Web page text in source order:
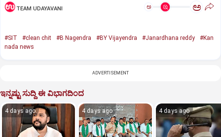
TEAM UDAYAVANI ಅ ಅ
#SIT #clean chit #B Nagendra #BY Vijayendra #Janardhana reddy
#Kan
nada news
ADVERTISEMENT
ಇನ್ನಷ್ಟು ಸುದ್ದಿ ಈ ವಿಭಾಗದಿಂದ
4 days ago 4 days ago 4 days ago